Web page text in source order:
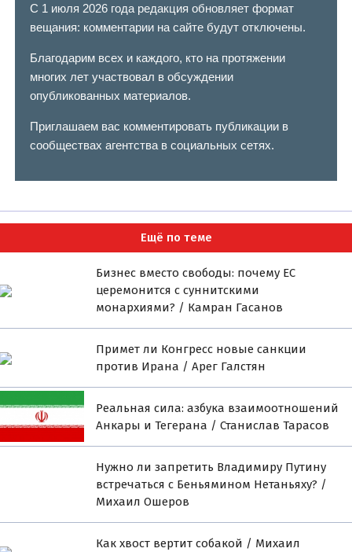
С 1 июля 2026 года редакция обновляет формат
вещания: комментарии на сайте будут отключены.
Благодарим всех и каждого, кто на протяжении
многих лет участвовал в обсуждении
опубликованных материалов.
Приглашаем вас комментировать публикации в
сообществах агентства в социальных сетях.
Ещё по теме
Бизнес вместо свободы: почему ЕС
церемонится с суннитскими
монархиями? / Камран Гасанов
Примет ли Конгресс новые санкции
против Ирана / Арег Галстян
Реальная сила: азбука взаимоотношений
Анкары и Тегерана / Станислав Тарасов
Нужно ли запретить Владимиру Путину
встречаться с Беньямином Нетаньяху? /
Михаил Ошеров
Как хвост вертит собакой / Михаил